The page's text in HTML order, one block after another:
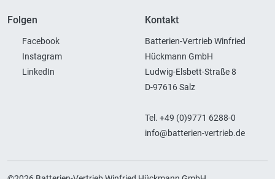
Folgen
Facebook
Instagram
LinkedIn
Kontakt
Batterien-Vertrieb Winfried
Hückmann GmbH
Ludwig-Elsbett-Straße 8
D-97616 Salz
Tel. +49 (0)9771 6288-0
info@batterien-vertrieb.de